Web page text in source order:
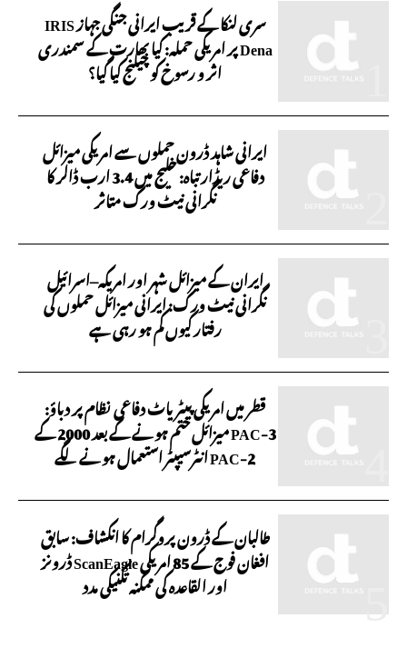
سری لنکا کے قریب ایرانی جنگی جہاز IRIS
Dena پر امریکی حملہ: کیا بھارت کے سمندری
اثر و رسوخ کو چیلنج کیا گیا؟
ایرانی شاہد ڈرون حملوں سے امریکی میزائل
دفاعی ریڈار تباہ: خلیج میں 3.4 ارب ڈالر کا
نگرانی نیٹ ورک متاثر
ایران کے میزائل شہر اور امریکہ–اسرائیل
نگرانی نیٹ ورک: ایرانی میزائل حملوں کی
رفتار کیوں کم ہو رہی ہے
قطر میں امریکی پیٹریاٹ دفاعی نظام پر دباؤ:
PAC-3 میزائل ختم ہونے کے بعد 2000 کے
PAC-2 انٹرسیپٹر استعمال ہونے لگے
طالبان کے ڈرون پروگرام کا انکشاف: سابق
افغان فوج کے 85 امریکی ScanEagle ڈرونز
اور القاعدہ کی ممکنہ تکنیکی مدد